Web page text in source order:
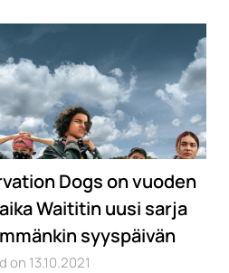
Dogs on vuoden
Waititin uusi sarja
syyspäivän
on 13.10.2021